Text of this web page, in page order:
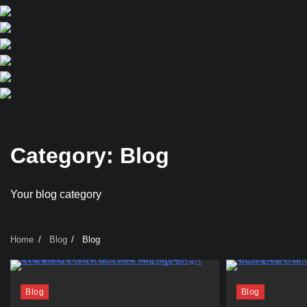
Category: Blog
Your blog category
Home Blog Blog
Blog Blog